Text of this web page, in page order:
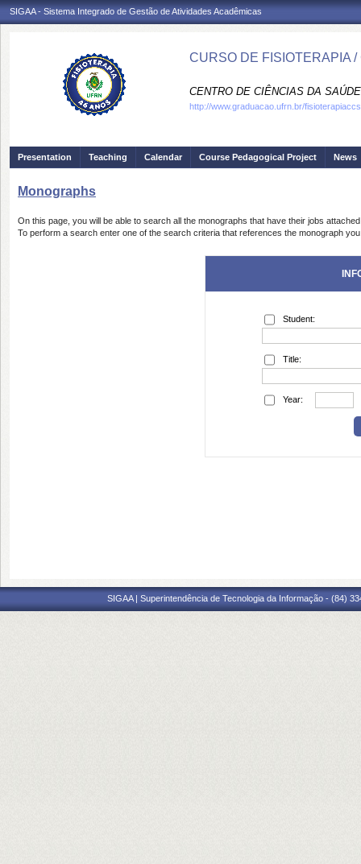
SIGAA - Sistema Integrado de Gestão de Atividades Acadêmicas
CURSO DE FISIOTERAPIA /
CENTRO DE CIÊNCIAS DA
http://www.graduacao.ufrn.br/fisioterapiaccs
Presentation Teaching Calendar Course Pedagogical Project News
Monographs
On this page, you will be able to search all the monographs that have their jobs
To perform a search enter one of the search criteria that references the monograph
Student:
Title:
Year:
SIGAA | Superintendência de Tecnologia da Informação - (84)